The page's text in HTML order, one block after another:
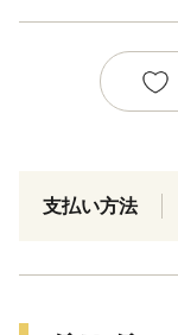
支払い方法